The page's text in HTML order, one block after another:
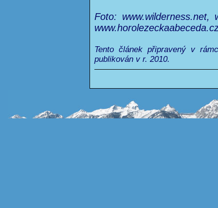
Foto: www.wilderness.net,
Tento článek připravený v
publikován v r. 2010.